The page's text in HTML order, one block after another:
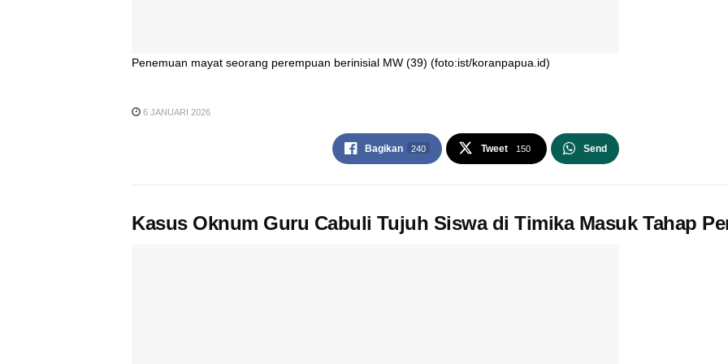
Penemuan mayat seorang perempuan berinisial MW (39) (foto:ist/koranpapua.id)
6 JANUARI 2026
Bagikan 240 Tweet 150 Send
Kasus Oknum Guru Cabuli Tujuh Siswa di Timika Masuk Tahap